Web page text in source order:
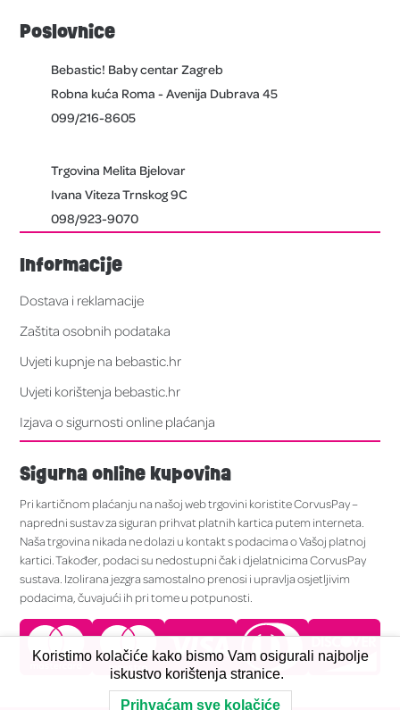
Poslovnice
Bebastic! Baby centar Zagreb
Robna kuća Roma - Avenija Dubrava 45
099/216-8605
Trgovina Melita Bjelovar
Ivana Viteza Trnskog 9C
098/923-9070
Informacije
Dostava i reklamacije
Zaštita osobnih podataka
Uvjeti kupnje na bebastic.hr
Uvjeti korištenja bebastic.hr
Izjava o sigurnosti online plaćanja
Sigurna online kupovina
Pri kartičnom plaćanju na našoj web trgovini koristite CorvusPay –
napredni sustav za siguran prihvat platnih kartica putem interneta.
Naša trgovina nikada ne dolazi u kontakt s podacima o Vašoj platnoj
kartici. Također, podaci su nedostupni čak i djelatnicima CorvusPay
sustava. Izolirana jezgra samostalno prenosi i upravlja osjetljivim
podacima, čuvajući ih pri tome u potpunosti.
Koristimo kolačiće kako bismo Vam osigurali najbolje
iskustvo korištenja stranice.
Prihvaćam sve kolačiće